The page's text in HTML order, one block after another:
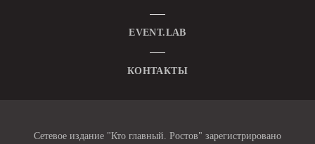
EVENT.LAB
КОНТАКТЫ
Сетевое издание "Кто главный. Ростов" зарегистрировано